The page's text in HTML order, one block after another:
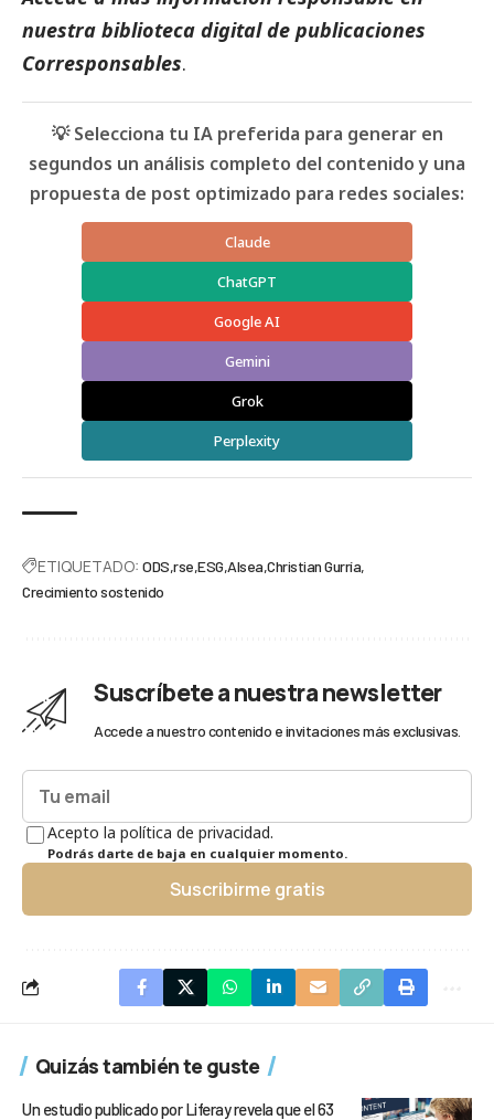
nuestra biblioteca digital de publicaciones
Corresponsables.
💡 Selecciona tu IA preferida para generar en
segundos un análisis completo del contenido y una
propuesta de post optimizado para redes sociales:
Claude
ChatGPT
Google AI
Gemini
Grok
Perplexity
ETIQUETADO: ODS rse ESG Alsea Christian Gurría
Crecimiento sostenido
Suscríbete a nuestra newsletter
Accede a nuestro contenido e invitaciones más exclusivas.
Acepto la política de privacidad.
Podrás darte de baja en cualquier momento.
Suscribirme gratis
Quizás también te guste
Un estudio publicado por Liferay revela que el 63